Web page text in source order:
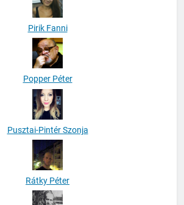
Pirik Fanni
Popper Péter
Pusztai-Pintér Szonja
Rátky Péter